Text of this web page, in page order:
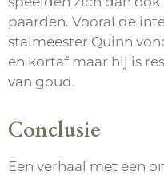
paarden. Vooral de
stalmeester Quinn
en kortaf maar hij is
van goud.
Conclusie
Een verhaal met een